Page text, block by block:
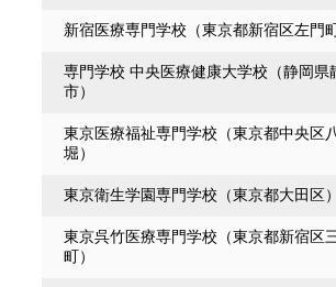
新宿医療専門学校（東京都新宿区左門町
専門学校 中央医療健康大学校（静岡県
市）
東京医療福祉専門学校（東京都中央区
堀）
東京衛生学園専門学校（東京都大田区）
東京呉竹医療専門学校（東京都新宿区
町）